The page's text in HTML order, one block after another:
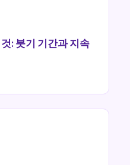
: 붓기 기간과 지속